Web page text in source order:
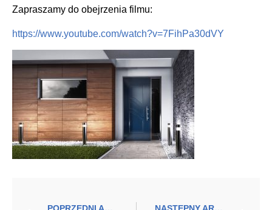
Zapraszamy do obejrzenia filmu:
https://www.youtube.com/watch?v=7FihPa30dVY